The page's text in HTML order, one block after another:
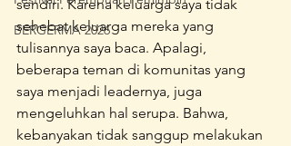
BERGERMA 2026
sendiri. Karena keluarga saya tidak
sehebat keluarga mereka yang
tulisannya saya baca. Apalagi,
beberapa teman di komunitas yang
saya menjadi leadernya, juga
mengeluhkan hal serupa. Bahwa,
kebanyakan tidak sanggup melakukan